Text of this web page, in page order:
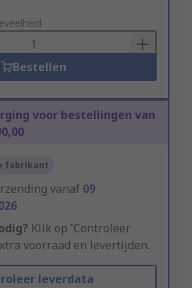
Bestellen
voor bestellingen van
fabrikant
vanaf 09
Klik op 'Controleer
voorraad en levertijden.
leverdata